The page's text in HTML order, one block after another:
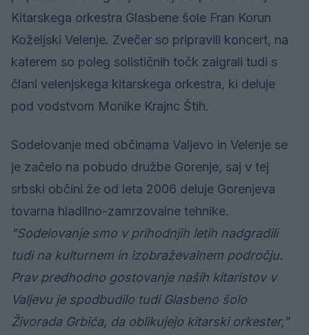
Kitarskega orkestra Glasbene šole Fran Korun
Koželjski Velenje. Zvečer so pripravili koncert, na
katerem so poleg solističnih točk zaigrali tudi s
člani velenjskega kitarskega orkestra, ki deluje
pod vodstvom Monike Krajnc Štih.
Sodelovanje med občinama Valjevo in Velenje se
je začelo na pobudo družbe Gorenje, saj v tej
srbski občini že od leta 2006 deluje Gorenjeva
tovarna hladilno-zamrzovalne tehnike.
"Sodelovanje smo v prihodnjih letih nadgradili
tudi na kulturnem in izobraževalnem področju.
Prav predhodno gostovanje naših kitaristov v
Valjevu je spodbudilo tudi Glasbeno šolo
Živorada Grbića, da oblikujejo kitarski orkester,"